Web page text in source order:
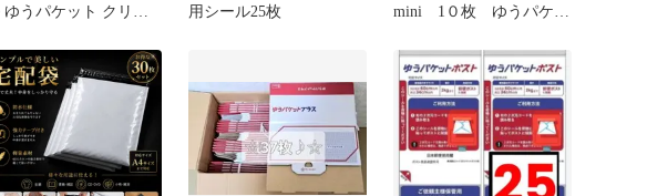
ゆうパケット クリッ
用シール25枚
mini 1０枚 ゆうパケッ
消化にも！